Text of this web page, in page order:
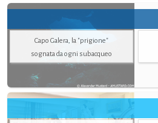
Capo Galera, la "prigione"
sognata da ogni subacqueo